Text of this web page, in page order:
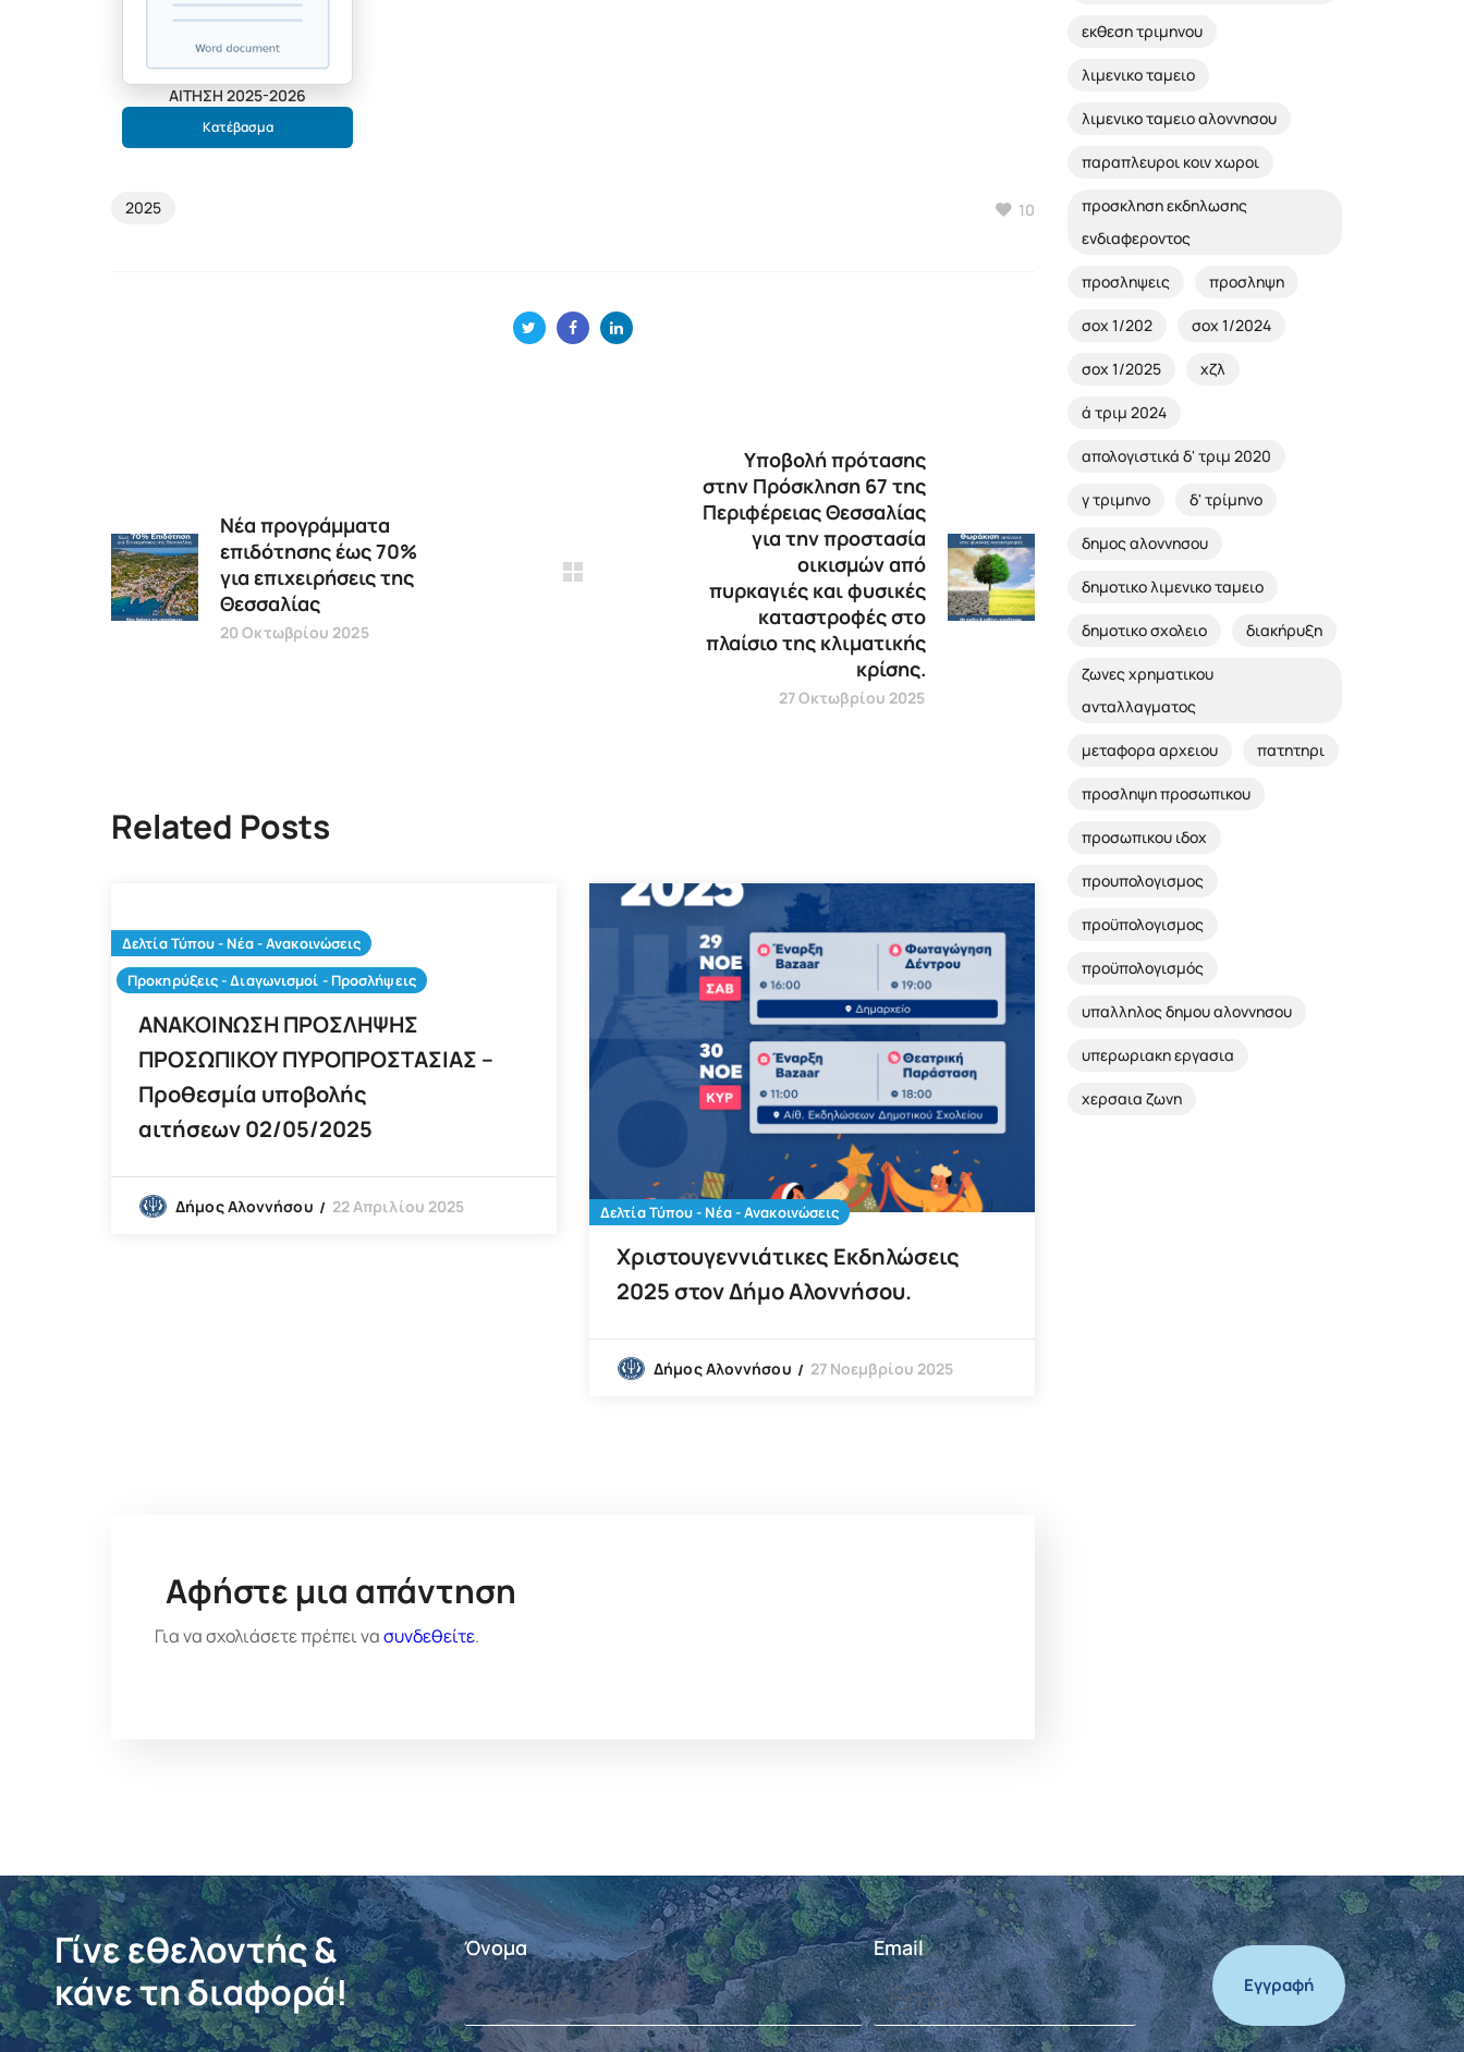
ΑΙΤΗΣΗ 2025-2026
Κατέβασμα
2025 10
Νέα προγράμματα
επιδότησης έως 70%
για επιχειρήσεις της
Θεσσαλίας
20 Οκτωβρίου 2025
Υποβολή πρότασης
στην Πρόσκληση 67 της
Περιφέρειας Θεσσαλίας
για την προστασία
οικισμών από
πυρκαγιές και φυσικές
καταστροφές στο
πλαίσιο της κλιματικής
κρίσης.
27 Οκτωβρίου 2025
Related Posts
Δελτία Τύπου - Νέα - Ανακοινώσεις
Προκηρύξεις - Διαγωνισμοί - Προσλήψεις
ΑΝΑΚΟΙΝΩΣΗ ΠΡΟΣΛΗΨΗΣ
ΠΡΟΣΩΠΙΚΟΥ ΠΥΡΟΠΡΟΣΤΑΣΙΑΣ –
Προθεσμία υποβολής
αιτήσεων 02/05/2025
Δήμος Αλοννήσου 22 Απριλίου 2025 Δελτία Τύπου - Νέα - Ανακοινώσεις
Χριστουγεννιάτικες Εκδηλώσεις
2025 στον Δήμο Αλοννήσου.
Δήμος Αλοννήσου 27 Νοεμβρίου 2025
Αφήστε μια απάντηση
Για να σχολιάσετε πρέπει νασυνδεθείτε.
εκθεση τριμηνου
λιμενικο ταμειο
λιμενικο ταμειο αλοννησου
παραπλευροι κοιν χωροι
προσκληση εκδηλωσης
ενδιαφεροντος
προσληψεις προσληψη
σοχ 1/202 σοχ 1/2024
σοχ 1/2025 χζλ
ά τριμ 2024
απολογιστικά δ' τριμ 2020
γ τριμηνο δ' τρίμηνο
δημος αλοννησου
δημοτικο λιμενικο ταμειο
δημοτικο σχολειο διακήρυξη
ζωνες χρηματικου
ανταλλαγματος
μεταφορα αρχειου πατητηρι
προσληψη προσωπικου
προσωπικου ιδοχ
προυπολογισμος
προϋπολογισμος
προϋπολογισμός
υπαλληλος δημου αλοννησου
υπερωριακη εργασια
χερσαια ζωνη
Γίνε εθελοντής &
κάνε τη διαφορά!
Όνομα Email
Εγγραφή